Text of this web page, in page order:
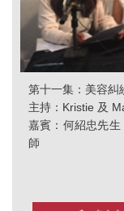
第十一集：美容糾
主持：Kristie 及
嘉賓：何紹忠先
師